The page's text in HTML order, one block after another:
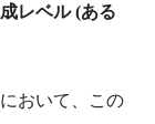
レベル (ある
おいて、この